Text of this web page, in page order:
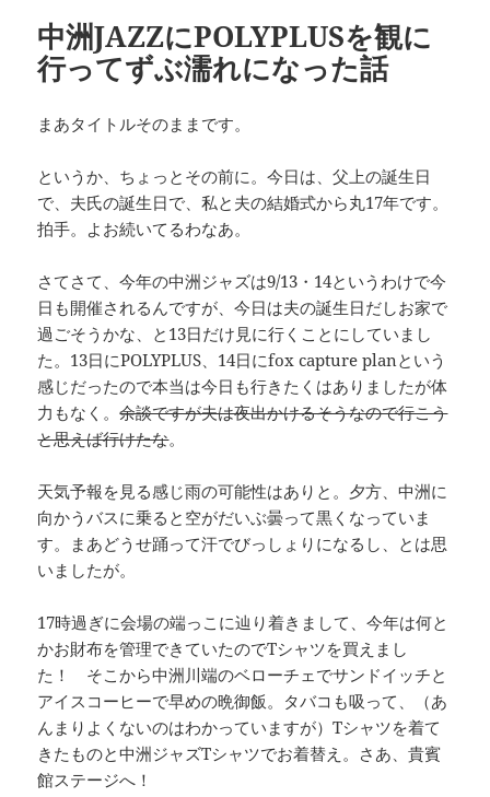
中洲JAZZにPOLYPLUSを観に
行ってずぶ濡れになった話
まあタイトルそのままです。
というか、ちょっとその前に。今日は、父上の誕生日
で、夫氏の誕生日で、私と夫の結婚式から丸17年です。
拍手。よお続いてるわなあ。
さてさて、今年の中洲ジャズは9/13・14というわけで今
日も開催されるんですが、今日は夫の誕生日だしお家で
過ごそうかな、と13日だけ見に行くことにしていまし
た。13日にPOLYPLUS、14日にfox capture planという
感じだったので本当は今日も行きたくはありましたが体
力もなく。余談ですが夫は夜出かけるそうなので行こう
と思えば行けたな。
天気予報を見る感じ雨の可能性はありと。夕方、中洲に
向かうバスに乗ると空がだいぶ曇って黒くなっていま
す。まあどうせ踊って汗でびっしょりになるし、とは思
いましたが。
17時過ぎに会場の端っこに辿り着きまして、今年は何と
かお財布を管理できていたのでTシャツを買えまし
た！ そこから中洲川端のベローチェでサンドイッチと
アイスコーヒーで早めの晩御飯。タバコも吸って、（あ
んまりよくないのはわかっていますが）Tシャツを着て
きたものと中洲ジャズTシャツでお着替え。さあ、貴賓
館ステージへ！